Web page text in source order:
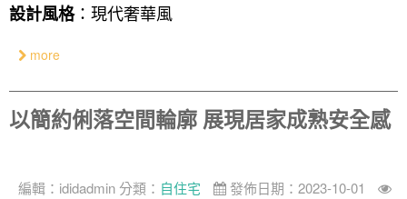
設計風格：現代奢華風
more
以簡約俐落空間輪廓 展現居家成熟安全感
編輯： ididadmin 分類： 自住宅
發佈日期：2023-10-01